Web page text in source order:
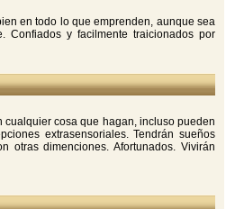
en todo lo que emprenden, aunque sea
Confiados y facilmente traicionados por
cosa que hagan, incluso pueden
extrasensoriales. Tendrán sueños
otras dimenciones. Afortunados. Vivirán